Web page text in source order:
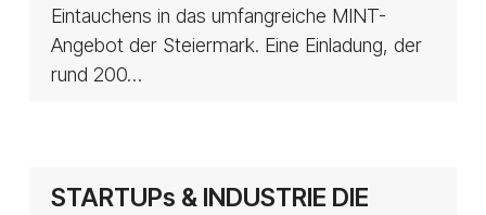
Eintauchens in das umfangreiche MINT-
Angebot der Steiermark. Eine Einladung, der
rund 200…
STARTUPs & INDUSTRIE DIE